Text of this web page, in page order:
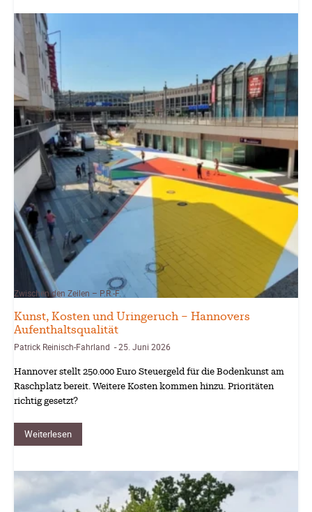
Zwischen den Zeilen – P.R.-F.
Kunst, Kosten und Uringeruch – Hannovers
Aufenthaltsqualität
Patrick Reinisch-Fahrland -25. Juni 2026
Hannover stellt 250.000 Euro Steuergeld für die Bodenkunst am
Raschplatz bereit. Weitere Kosten kommen hinzu. Prioritäten
richtig gesetzt?
Weiterlesen